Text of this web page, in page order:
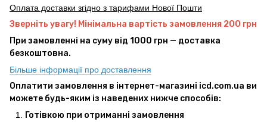
Оплата доставки згідно з тарифами Нової Пошти
Зверніть увагу! Мінімальна вартість замовлення 200 грн
При замовленні на суму від 1000 грн — доставка
безкоштовна.
Більше інформації про доставлення
Оплатити замовлення в інтернет-магазині icd.com.ua ви
можете будь-яким із наведених нижче способів:
Готівкою при отриманні замовлення